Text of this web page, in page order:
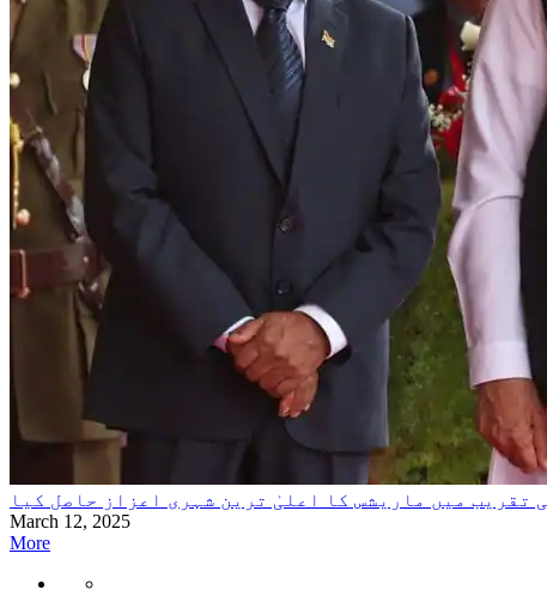
میں ماریشس کا اعلیٰ ترین شہری اعزاز حاصل کیا
March 12, 2025
More